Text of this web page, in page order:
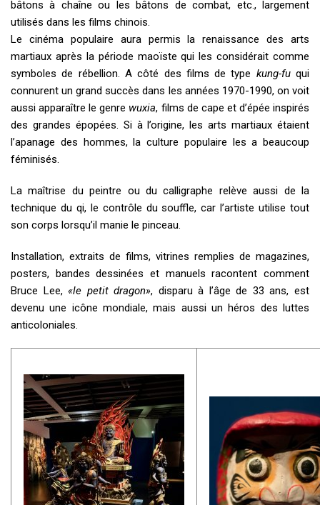
bâtons à chaîne ou les bâtons de combat, etc., largement
utilisés dans les films chinois.
Le cinéma populaire aura permis la renaissance des arts
martiaux après la période maoïste qui les considérait comme
symboles de rébellion. A côté des films de type kung-fuqui
connurent un grand succès dans les années 1970-1990, on voit
aussi apparaître le genre wuxia, films de cape et d’épée inspirés
des grandes épopées. Si à l’origine, les arts martiaux étaient
l’apanage des hommes, la culture populaire les a beaucoup
féminisés.
La maîtrise du peintre ou du calligraphe relève aussi de la
technique du qi, le contrôle du souffle, car l’artiste utilise tout
son corps lorsqu’il manie le pinceau.
Installation, extraits de films, vitrines remplies de magazines,
posters, bandes dessinées et manuels racontent comment
Bruce Lee,«le petit dragon», disparu à l’âge de 33 ans, est
devenu une icône mondiale, mais aussi un héros des luttes
anticoloniales.